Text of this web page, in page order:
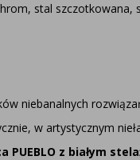
stal
niebanalnych
w artystycznym
PUEBLO z białym